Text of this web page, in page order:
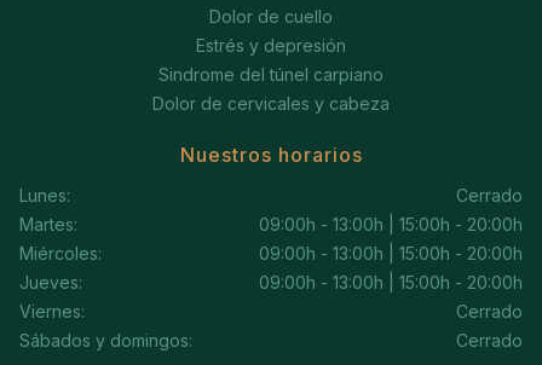
Dolor de cuello
Estrés y depresión
Sindrome del túnel carpiano
Dolor de cervicales y cabeza
Nuestros horarios
Lunes:
Cerrado
Martes:
09:00h - 13:00h | 15:00h - 20:00h
Miércoles:
09:00h - 13:00h | 15:00h - 20:00h
Jueves:
09:00h - 13:00h | 15:00h - 20:00h
Viernes:
Cerrado
Sábados y domingos:
Cerrado